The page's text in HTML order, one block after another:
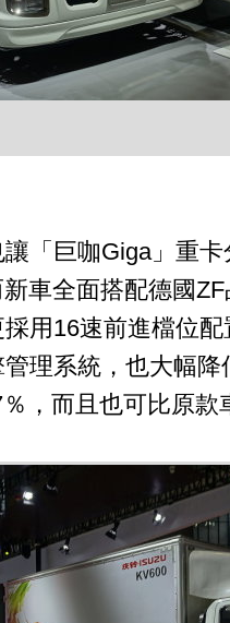
「巨咖Giga」重
車全面搭配德國
用16速前進檔位
理系統，也大幅
，而且也可比原款